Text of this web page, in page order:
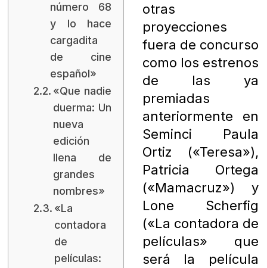
número 68
y lo hace
cargadita
de cine
español»
«Que nadie
duerma: Un
nueva
edición
llena de
grandes
nombres»
«La
contadora
de
películas:
otras
proyecciones
fuera de concurso
como los estrenos
de las ya
premiadas
anteriormente en
Seminci Paula
Ortiz («Teresa»),
Patricia Ortega
(«Mamacruz») y
Lone Scherfig
(«La contadora de
películas» que
será la película